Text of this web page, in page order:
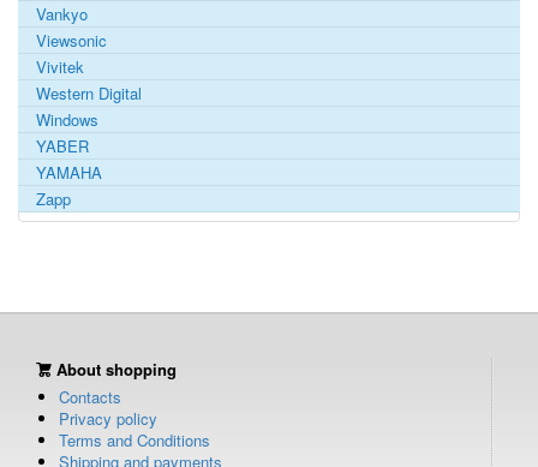
Vankyo
Viewsonic
Vivitek
Western Digital
Windows
YABER
YAMAHA
Zapp
About shopping
Contacts
Privacy policy
Terms and Conditions
Shipping and payments